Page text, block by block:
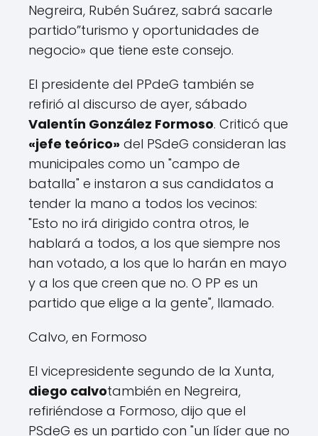
Negreira, Rubén Suárez, sabrá sacarle
partido”turismo y oportunidades de
negocio» que tiene este consejo.
El presidente del PPdeG también se
refirió al discurso de ayer, sábado
Valentín González Formoso. Criticó que
«jefe teórico» del PSdeG consideran las
municipales como un "campo de
batalla" e instaron a sus candidatos a
tender la mano a todos los vecinos:
"Esto no irá dirigido contra otros, le
hablará a todos, a los que siempre nos
han votado, a los que lo harán en mayo
y a los que creen que no. O PP es un
partido que elige a la gente", llamado.
Calvo, en Formoso
El vicepresidente segundo de la Xunta,
diego calvotambién en Negreira,
refiriéndose a Formoso, dijo que el
PSdeG es un partido con "un líder que no